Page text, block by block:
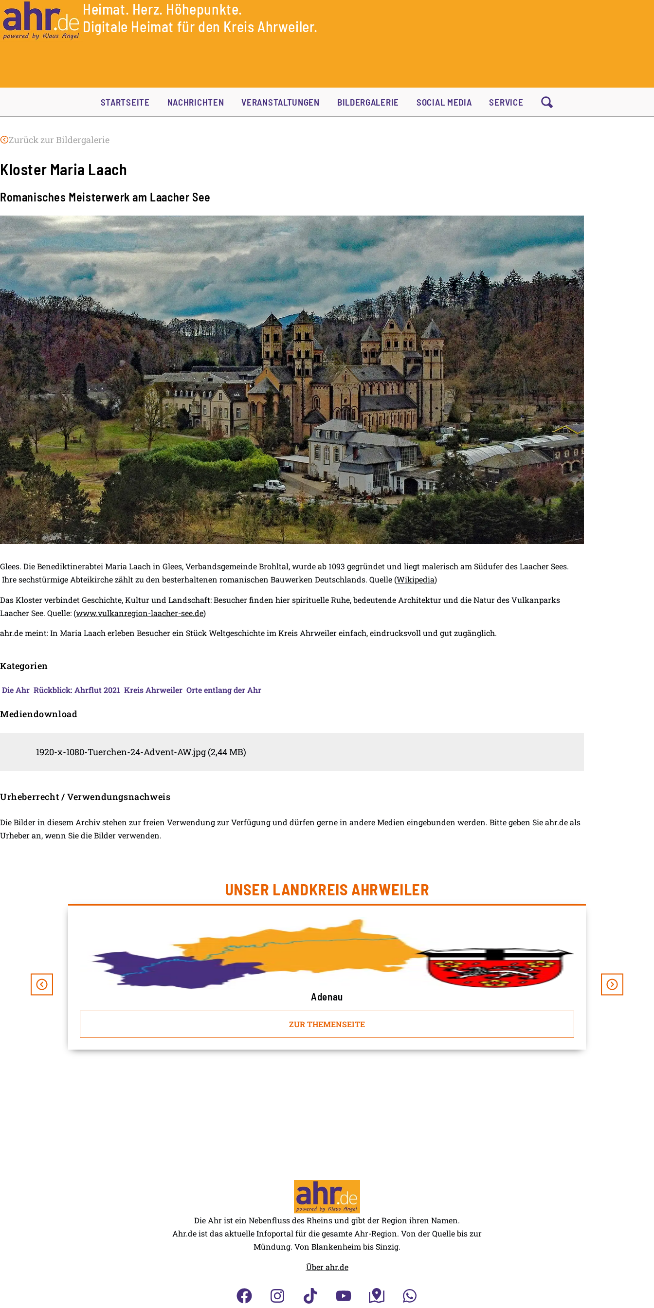
Heimat. Herz. Höhepunkte.
Digitale Heimat für den Kreis Ahrweiler.
STARTSEITE NACHRICHTEN VERANSTALTUNGEN BILDERGALERIE SOCIAL MEDIA SERVICE
Zurück zur Bildergalerie
Kloster Maria Laach
Romanisches Meisterwerk am Laacher See
Glees. Die Benediktinerabtei Maria Laach in Glees, Verbandsgemeinde Brohltal, wurde ab 1093 gegründet und liegt malerisch am Südufer des Laacher Sees.
Ihre sechstürmige Abteikirche zählt zu den besterhaltenen romanischen Bauwerken Deutschlands. Quelle (Wikipedia)
Das Kloster verbindet Geschichte, Kultur und Landschaft: Besucher finden hier spirituelle Ruhe, bedeutende Architektur und die Natur des Vulkanparks
Laacher See. Quelle: (www.vulkanregion-laacher-see.de)
ahr.de meint: In Maria Laach erleben Besucher ein Stück Weltgeschichte im Kreis Ahrweiler einfach, eindrucksvoll und gut zugänglich.
Kategorien
Die Ahr Rückblick: Ahrflut 2021 Kreis Ahrweiler Orte entlang der Ahr
Mediendownload
1920-x-1080-Tuerchen-24-Advent-AW.jpg (2,44 MB)
Urheberrecht / Verwendungsnachweis
Die Bilder in diesem Archiv stehen zur freien Verwendung zur Verfügung und dürfen gerne in andere Medien eingebunden werden. Bitte geben Sie ahr.de als
Urheber an, wenn Sie die Bilder verwenden.
UNSER LANDKREIS AHRWEILER
Adenau
ZUR THEMENSEITE
Die Ahr ist ein Nebenfluss des Rheins und gibt der Region ihren Namen.
Ahr.de ist das aktuelle Infoportal für die gesamte Ahr-Region. Von der Quelle bis zur
Mündung. Von Blankenheim bis Sinzig.
Über ahr.de